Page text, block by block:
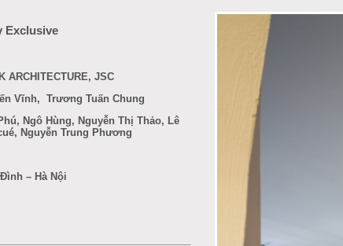
Exclusive
ARCHITECTURE, JSC
Vĩnh, Trương Tuấn Chung
Ngô Hùng, Nguyễn Thị Thảo, Lê
Nguyễn Trung Phương
– Hà Nội